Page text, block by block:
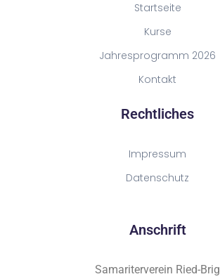
Startseite
Kurse
Jahresprogramm 2026
Kontakt
Rechtliches
Impressum
Datenschutz
Anschrift
Samariterverein Ried-Brig